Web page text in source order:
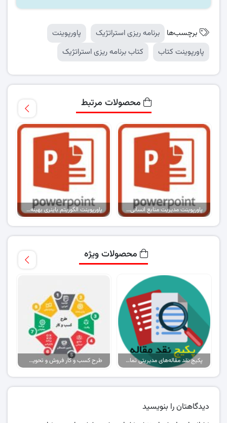
برچسب‌ها برنامه ریزی استراتژیک
پاورپوینت
پاورپوینت کتاب
کتاب برنامه ریزی استراتژیک
محصولات مرتبط
پاورپوینت مدیریت منابع انسانی در سازمان های ورزشی پاورپوینت الگوریتم باینری بهینه سازی تعادل دودویی برای مشکلات کوله پشتی
محصولات ویژه
پکیج نقد مقاله‌های مدیریتی تمام گرایش‌ها طرح کسب و کار فروش و تحویل پیتزا در ایران
دیدگاهتان را بنویسید